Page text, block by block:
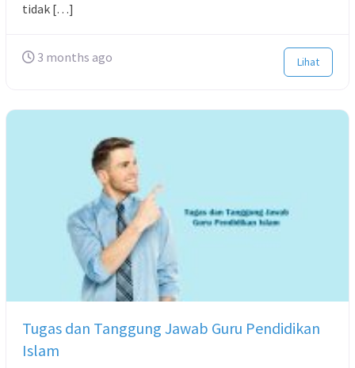
tidak […]
3 months ago Lihat
Tugas dan Tanggung Jawab Guru Pendidikan
Islam